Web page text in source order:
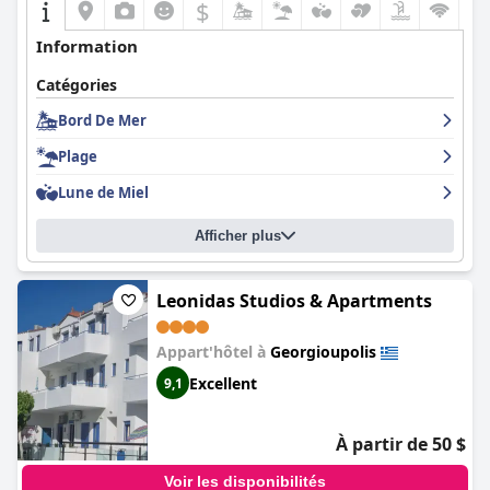
$
Information
Catégories
Bord De Mer
Plage
Lune de Miel
Afficher plus
Leonidas Studios & Apartments
Appart'hôtel à Georgioupolis
9,1 Excellent
À partir de 50 $
Voir les disponibilités